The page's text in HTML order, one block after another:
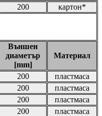
200 картон*
Външен
диаметър
[mm]
Материал
200
пластмаса
200
пластмаса
200
пластмаса
200 пластмаса